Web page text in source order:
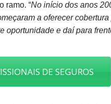
ramo. “No início dos anos
a oferecer
oportunidade e daí para
DE SEGUROS